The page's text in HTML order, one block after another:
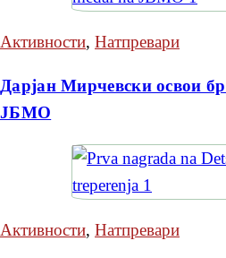
Активности, Натпревари
Дарјан Мирчевски освои
ЈБМО
Активности, Натпревари